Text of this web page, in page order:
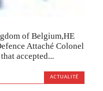
of Belgium,HE
Attaché Colonel
accepted...
ACTUALITÉ